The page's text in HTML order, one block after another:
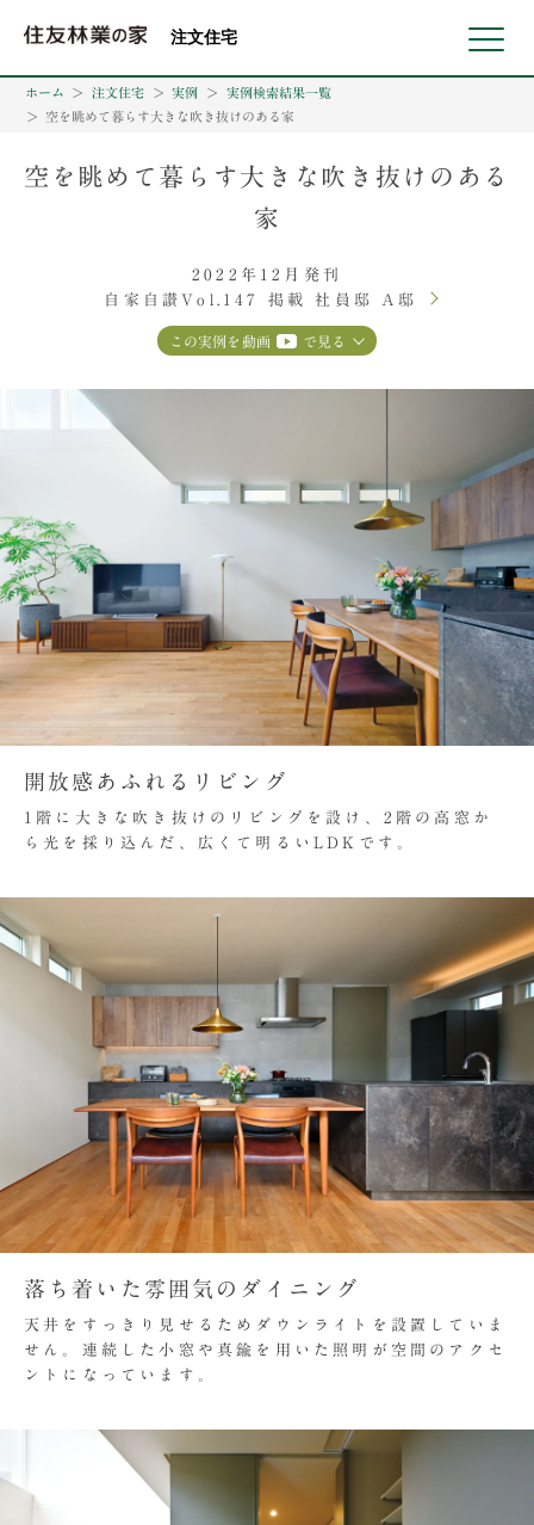
注文住宅
ホーム 注文住宅 実例
実例検索結果一覧
空を眺めて暮らす大きな吹き抜けのある家
空を眺めて暮らす大きな吹き抜けのある
家
2022年12月発刊
自家自讃Vol.147 掲載 社員邸 A邸
この実例を動画 で見る
開放感あふれるリビング
1階に大きな吹き抜けのリビングを設け、2階の高窓か
ら光を採り込んだ、広くて明るいLDKです。
落ち着いた雰囲気のダイニング
天井をすっきり見せるためダウンライトを設置していま
せん。連続した小窓や真鍮を用いた照明が空間のアクセ
ントになっています。